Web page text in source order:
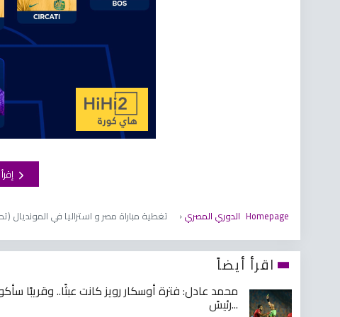
Homepage الدوري المصري تغطية مباراة مصر و استراليا في المونديال
اقرأ أيضاً
محمد عادل: فترة أوسكار رويز كانت عبثًا.. وقريبًا
رئيسً...